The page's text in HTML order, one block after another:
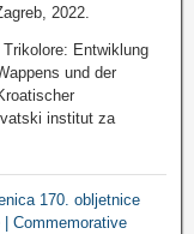
2022.
Entwiklung
und der
institut za
170. obljetnice
Commemorative